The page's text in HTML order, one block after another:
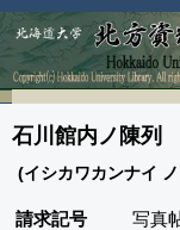
石川館内ノ陳列
(イシカワカンナイ
請求記号
写真